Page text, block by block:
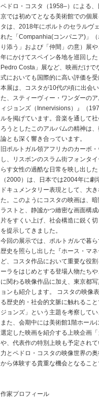
ペドロ・コスタ（1958–）による
京では初めてとなる美術館での個
タは、2018年にポルトのセラルヴ
れた「Companhia(コンパニア)」
り添う」および「仲間」の意）展
年にかけてスペイン各地を巡回し
Pedro Costa」展など、映画だけで
式においても国際的に高い評価を受
本展は、コスタが10代の頃に出会
た、スティーヴィー・ワンダーの
ィジョンズ（Innervisions）』（
ルを掲げています。音楽を通して
ろうとしたこのアルバムの精神は
論とも深く響き合っています。
旧ポルトガル領アフリカのカーボ
し、リスボンのスラム街フォンタ
らす女性の過酷な日常を映し出した
（2000）は、日本では2004年に劇
ドキュメンタリー表現として、大
た。このようにコスタの映画は、
ラストと、静謐かつ緻密な画面構
片をすくい上げ、社会構造に鋭く
を提示してきました。
今回の展示では、ポルトガルで暮
歴史を照らし出した『ホース・マ
ど、コスタ作品において重要な役
ーラをはじめとする登場人物たち
に関わる映像作品に加え、東京都
ョンも紹介します。 コスタの映像
る歴史的・社会的文脈に触れるこ
ジョンズ」という主題を考察してい
また、会期中には美術館1階ホール
選定した映画を紹介する上映企画「
や、代表作の特別上映も予定され
力とペドロ・コスタの映像世界の
から体験する貴重な機会となること
作家プロフィール